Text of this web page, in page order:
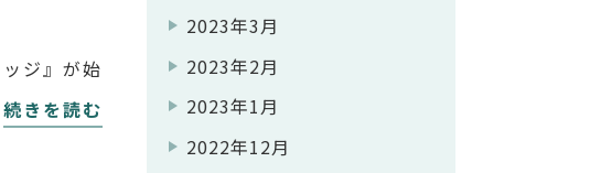
ジ』が始
ら ) 中村
続きを読む
2023年3月
2023年2月
2023年1月
2022年12月